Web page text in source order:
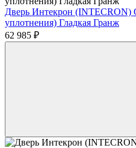
Дверь Интекрон (INTECRON)
уплотнения) Гладкая Гранж
62 985 ₽